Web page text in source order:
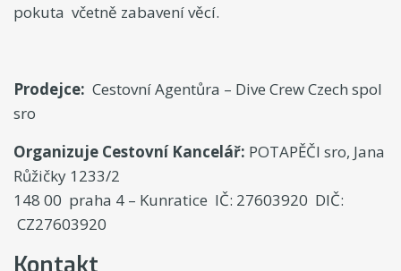
pokuta včetně zabavení věcí.
Prodejce: Cestovní Agentůra – Dive Crew Czech spol
sro
Organizuje Cestovní Kancelář: POTAPĚČI sro, Jana
Růžičky 1233/2
148 00 praha 4 – Kunratice IČ: 27603920 DIČ:
CZ27603920
Kontakt